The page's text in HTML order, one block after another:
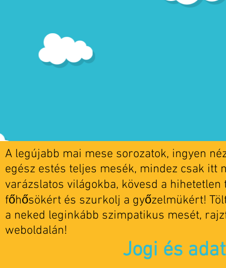
A legújabb mai mese sorozatok, ingyen
egész estés teljes mesék, mindez csak itt
varázslatos világokba, kövesd a
főhősökért és szurkolj a győzelmükért!
a neked leginkább szimpatikus mesét,
weboldalán!
Jogi és